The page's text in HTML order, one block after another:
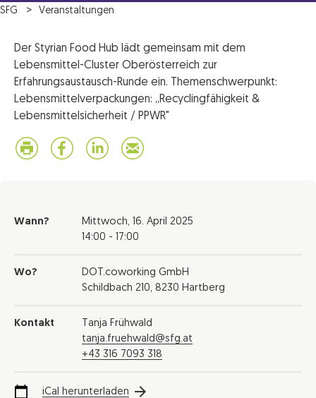
SFG Veranstaltungen
Der Styrian Food Hub lädt gemeinsam mit dem
Lebensmittel-Cluster Oberösterreich zur
Erfahrungsaustausch-Runde ein. Themenschwerpunkt:
Lebensmittelverpackungen: „Recyclingfähigkeit &
Lebensmittelsicherheit / PPWR"
Wann? Mittwoch, 16. April 2025
14:00 - 17:00
Wo?
DOT.coworking GmbH
Schildbach 210, 8230 Hartberg
Kontakt
Tanja Frühwald
tanja.fruehwald@sfg.at
+43 316 7093 318
iCal herunterladen